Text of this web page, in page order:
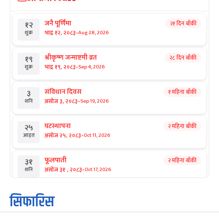
१२
शुक्र
जनै पूर्णिमा
भाद्र १२, २०८३-Aug 28, 2026
२१ दिन बाँकी
१९
शुक्र
श्रीकृष्ण जन्माष्टमी व्रत
भाद्र १९, २०८३-Sep 4, 2026
२८ दिन बाँकी
३
शनि
संविधान दिवस
असोज ३, २०८३-Sep 19, 2026
१ महिना बाँकी
२५
आइत
घटस्थापना
असोज २५, २०८३-Oct 11, 2026
२ महिना बाँकी
३१
शनि
फूलपाती
असोज ३१ , २०८३-Oct 17, 2026
२ महिना बाँकी
१
आइत
कार्तिक सङ्क्रान्ति
कार्तिक १, २०८३
सिफारिस